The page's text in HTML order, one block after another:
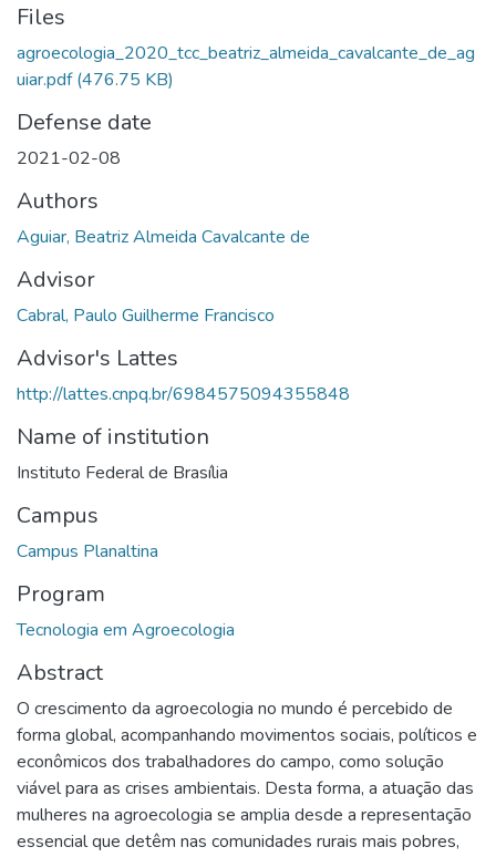
Files
agroecologia_2020_tcc_beatriz_almeida_cavalcante_de_ag
uiar.pdf(476.75 KB)
Defense date
2021-02-08
Authors
Aguiar, Beatriz Almeida Cavalcante de
Advisor
Cabral, Paulo Guilherme Francisco
Advisor's Lattes
http://lattes.cnpq.br/6984575094355848
Name of institution
Instituto Federal de Brasília
Campus
Campus Planaltina
Program
Tecnologia em Agroecologia
Abstract
O crescimento da agroecologia no mundo é percebido de
forma global, acompanhando movimentos sociais, políticos e
econômicos dos trabalhadores do campo, como solução
viável para as crises ambientais. Desta forma, a atuação das
mulheres na agroecologia se amplia desde a representação
essencial que detêm nas comunidades rurais mais pobres,